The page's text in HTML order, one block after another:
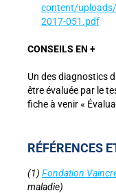
content/
2017-051.pdf
CONSEILS EN +
Un des diagnostics
être évaluée par le
fiche à venir «
RÉFÉRENCES
(1) Fondation
maladie)